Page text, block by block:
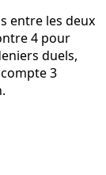
entre les deux
4 pour
duels,
3